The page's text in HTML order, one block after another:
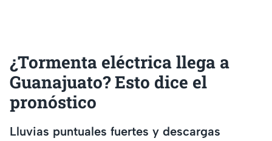
¿Tormenta eléctrica llega a
Guanajuato? Esto dice el
pronóstico
Lluvias puntuales fuertes y descargas